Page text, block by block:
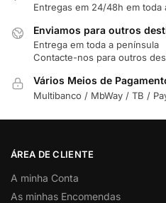
Entregas em 24/48h em toda
Enviamos para outros
Entrega em toda a península
Contacte-nos para outros
Vários Meios de
Multibanco / MbWay / TB /
ÁREA DE CLIENTE
A minha Conta
As minhas Encomendas